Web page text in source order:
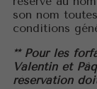
son nom
conditions
** Pour les
Valentin et
réservation